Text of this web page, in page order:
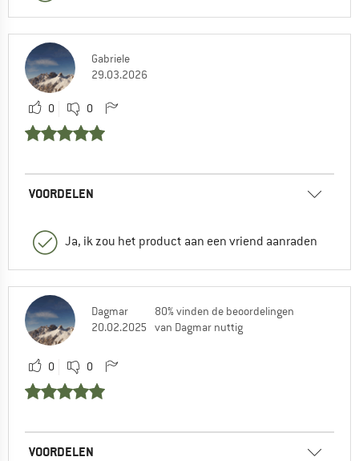
Gabriele
29.03.2026
0 0
VOORDELEN
Ja, ik zou het product aan een vriend aanraden
Dagmar
20.02.2025
80% vinden de beoordelingen
van Dagmar nuttig
0 0
VOORDELEN